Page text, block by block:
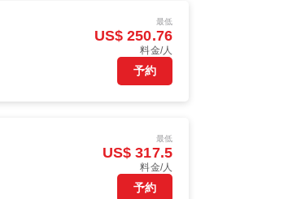
最低
US$ 250.76
料金/人
予約
最低
US$ 317.5
料金/人
予約